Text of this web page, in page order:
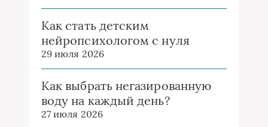
Как стать детским
нейропсихологом с нуля
29 июля 2026
Как выбрать негазированную
воду на каждый день?
27 июля 2026